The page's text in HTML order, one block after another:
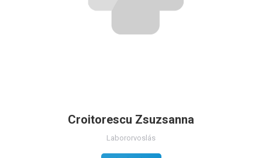
Croitorescu Zsuzsanna
Labororvoslás